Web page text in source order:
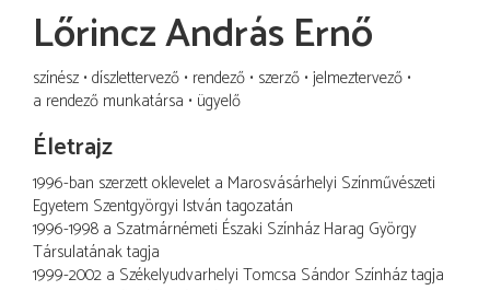
Lőrincz András Ernő
színész díszlettervező rendező szerző jelmeztervező
a rendező munkatársa ügyelő
Életrajz
1996-ban szerzett oklevelet a Marosvásárhelyi Színművészeti
Egyetem Szentgyörgyi István tagozatán
1996-1998 a Szatmárnémeti Északi Színház Harag György
Társulatának tagja
1999-2002 a Székelyudvarhelyi Tomcsa Sándor Színház tagja